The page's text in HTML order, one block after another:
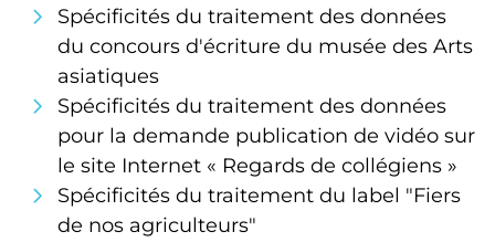
Spécificités du traitement des données
du concours d'écriture du musée des Arts
asiatiques
Spécificités du traitement des données
pour la demande publication de vidéo sur
le site Internet « Regards de collégiens »
Spécificités du traitement du label "Fiers
de nos agriculteurs"